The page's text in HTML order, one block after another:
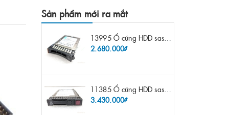
Sản phẩm mới ra mắt
13995 Ổ cứng HDD sas IBM 300gb 10k 2.5" 6G fru 44W2265 opt 44W2264 pn 44W2268 ST9300503SS
2.680.000₫
11385 Ổ cứng HDD sas HP 600gb 10k 2.5" sp 653957-001 pn 619286-003 pn 641552-003 pn 689287-003 652583-B21
3.430.000₫